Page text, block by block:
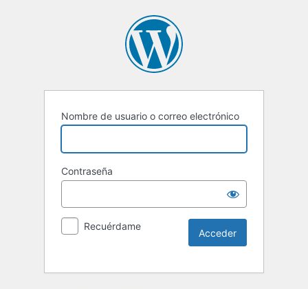
Nombre de usuario o correo electrónico
Contraseña
Recuérdame